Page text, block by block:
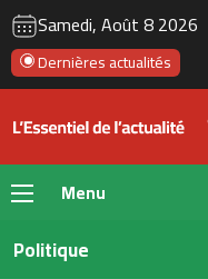
Samedi, Août 8 2026
Dernières actualités
Menu
Politique